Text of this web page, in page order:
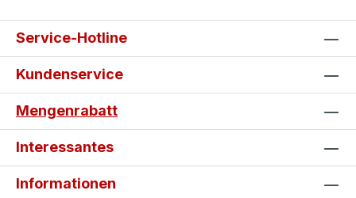
Service-Hotline
Kundenservice
Mengenrabatt
Interessantes
Informationen